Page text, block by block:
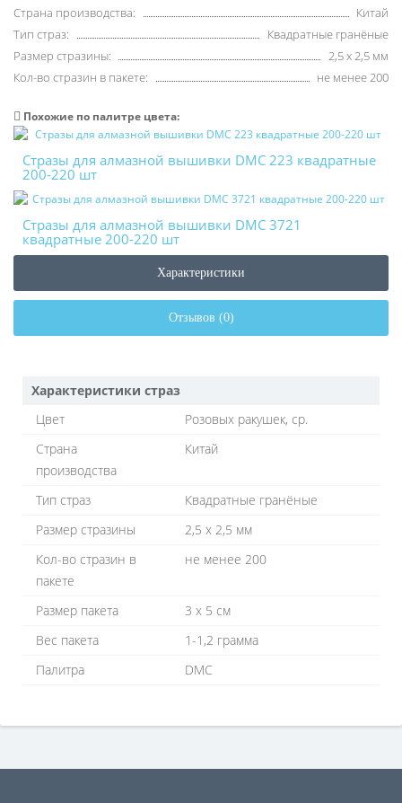
Страна производства:
Китай
Тип страз:
Квадратные гранёные
Размер стразины:
2,5 х 2,5 мм
Кол-во стразин в пакете:
не менее 200
Похожие по палитре цвета:
Стразы для алмазной вышивки DMC 223 квадратные
200-220 шт
Стразы для алмазной вышивки DMC 3721
квадратные 200-220 шт
Характеристики
Отзывов (0)
Характеристики страз
Цвет
Розовых ракушек, ср.
Страна
производства
Китай
Тип страз
Квадратные гранёные
Размер стразины
2,5 х 2,5 мм
Кол-во стразин в
пакете
не менее 200
Размер пакета
3 х 5 см
Вес пакета
1-1,2 грамма
Палитра
DMC